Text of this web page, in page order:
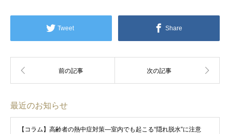
Tweet Share
最近のお知らせ
【コラム】高齢者の熱中症対策―室内でも起こる“隠れ脱水”に注意